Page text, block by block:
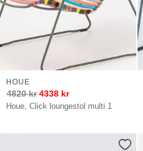
Houe, Click loungestol multi 1
HOUE
4820kr 4338 kr